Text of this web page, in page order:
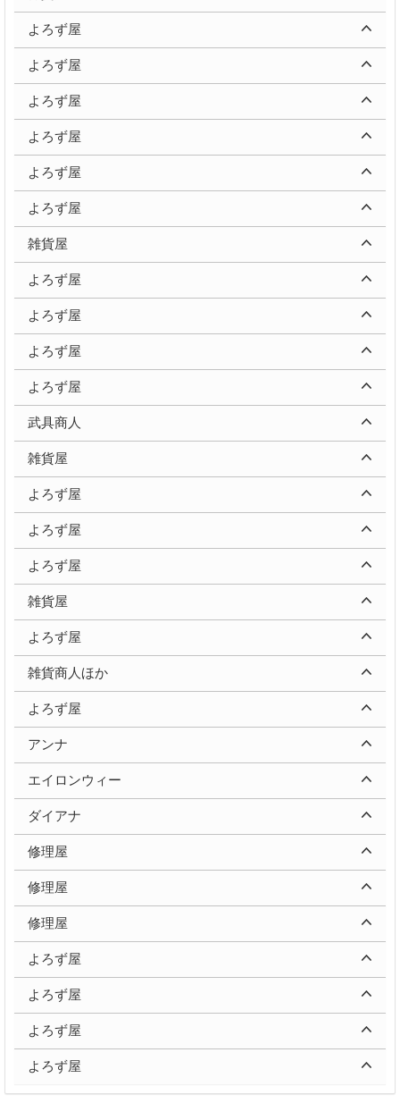
よろず屋
よろず屋
よろず屋
よろず屋
よろず屋
よろず屋
雑貨屋
よろず屋
よろず屋
よろず屋
よろず屋
武具商人
雑貨屋
よろず屋
よろず屋
よろず屋
雑貨屋
よろず屋
雑貨商人ほか
よろず屋
アンナ
エイロンウィー
ダイアナ
修理屋
修理屋
修理屋
よろず屋
よろず屋
よろず屋
よろず屋